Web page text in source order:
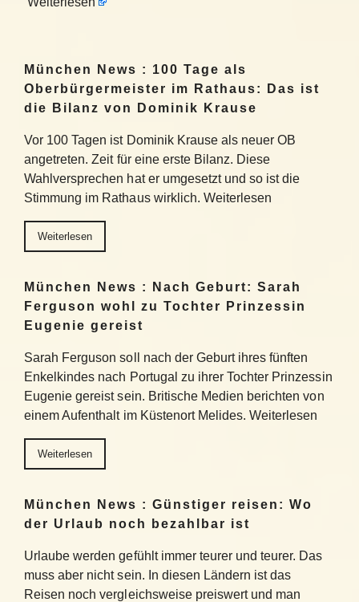
München News : 100 Tage als
Oberbürgermeister im Rathaus: Das ist
die Bilanz von Dominik Krause
Vor 100 Tagen ist Dominik Krause als neuer OB
angetreten. Zeit für eine erste Bilanz. Diese
Wahlversprechen hat er umgesetzt und so ist die
Stimmung im Rathaus wirklich. Weiterlesen
Weiterlesen
München News : Nach Geburt: Sarah
Ferguson wohl zu Tochter Prinzessin
Eugenie gereist
Sarah Ferguson soll nach der Geburt ihres fünften
Enkelkindes nach Portugal zu ihrer Tochter Prinzessin
Eugenie gereist sein. Britische Medien berichten von
einem Aufenthalt im Küstenort Melides. Weiterlesen
Weiterlesen
München News : Günstiger reisen: Wo
der Urlaub noch bezahlbar ist
Urlaube werden gefühlt immer teurer und teurer. Das
muss aber nicht sein. In diesen Ländern ist das
Reisen noch vergleichsweise preiswert und man